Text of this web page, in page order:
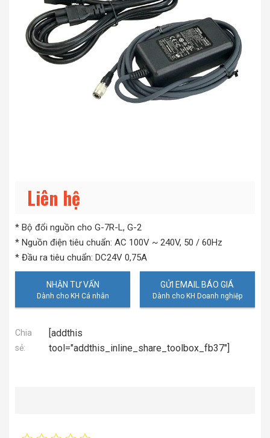
Liên hệ
* Bộ đổi nguồn cho G-7R-L, G-2
* Nguồn điện tiêu chuẩn: AC 100V ~ 240V, 50 / 60Hz
* Đầu ra tiêu chuẩn: DC24V 0,75A
NHẬN TƯ VẤN GỬI EMAIL BÁO GIÁ
Chia
sẻ:
[addthis
tool="addthis_inline_share_toolbox_fb37"]